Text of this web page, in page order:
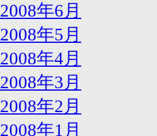
2008年6月
2008年5月
2008年4月
2008年3月
2008年2月
2008年1月